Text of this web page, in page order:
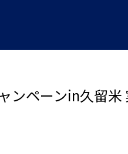
ンペーンin久留米